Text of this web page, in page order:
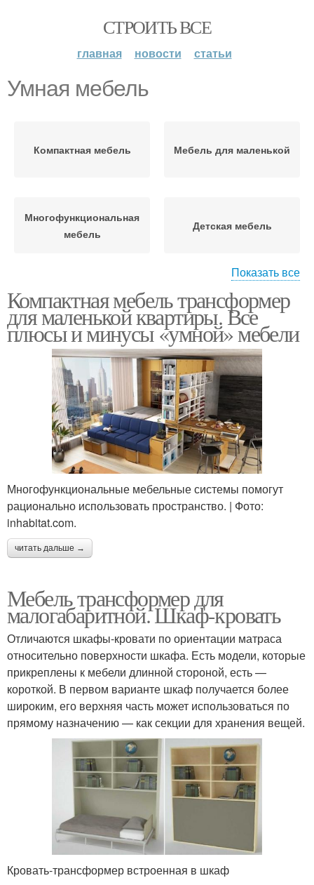
СТРОИТЬ ВСЕ
главная новости статьи
Умная мебель
Компактная мебель Мебель для маленькой
Многофункциональная
мебель
Детская мебель
Необычная мебель
Показать все
Компактная мебель трансформер
для маленькой квартиры. Все
плюсы и минусы «умной» мебели
Многофункциональные мебельные системы помогут
рационально использовать пространство. | Фото:
inhabitat.com.
читать дальше →
Мебель трансформер для
малогабаритной. Шкаф-кровать
Отличаются шкафы-кровати по ориентации матраса
относительно поверхности шкафа. Есть модели, которые
прикреплены к мебели длинной стороной, есть —
короткой. В первом варианте шкаф получается более
широким, его верхняя часть может использоваться по
прямому назначению — как секции для хранения вещей.
Кровать-трансформер встроенная в шкаф